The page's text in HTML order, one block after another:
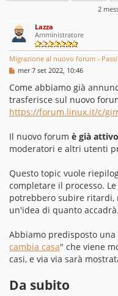
2
Lazza
Amministratore
Migrazione al nuovo forum - Passi
M
s
s
a
g
g
o
mer 7 set 2022, 10:46
Come abbiamo già
trasferisce sul nuovo
https://forum.linux.it/c/
Il nuovo forum è già
moderatori e altri utenti
Questo topic vuole
completare il processo.
potrebbero subire ritardi,
un'idea di quanto accadrà.
Abbiamo predisposto
cambia casa" che viene
casi, e via via sarà
Da subito